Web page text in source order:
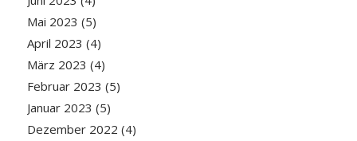
Mai 2023 (5)
April 2023 (4)
März 2023 (4)
Februar 2023 (5)
Januar 2023 (5)
Dezember 2022 (4)